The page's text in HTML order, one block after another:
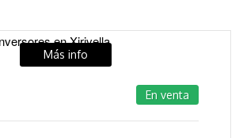
Más info
En venta